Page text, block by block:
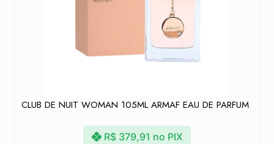
CLUB DE NUIT WOMAN 105ML ARMAF EAU DE PARFUM
R$379,91 no PIX